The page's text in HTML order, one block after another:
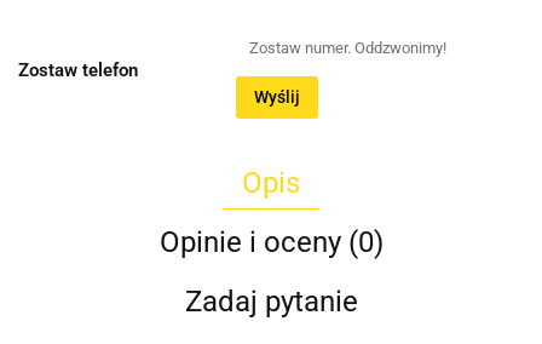
Zostaw telefon
Wyślij
Opis
Opinie i oceny (0)
Zadaj pytanie